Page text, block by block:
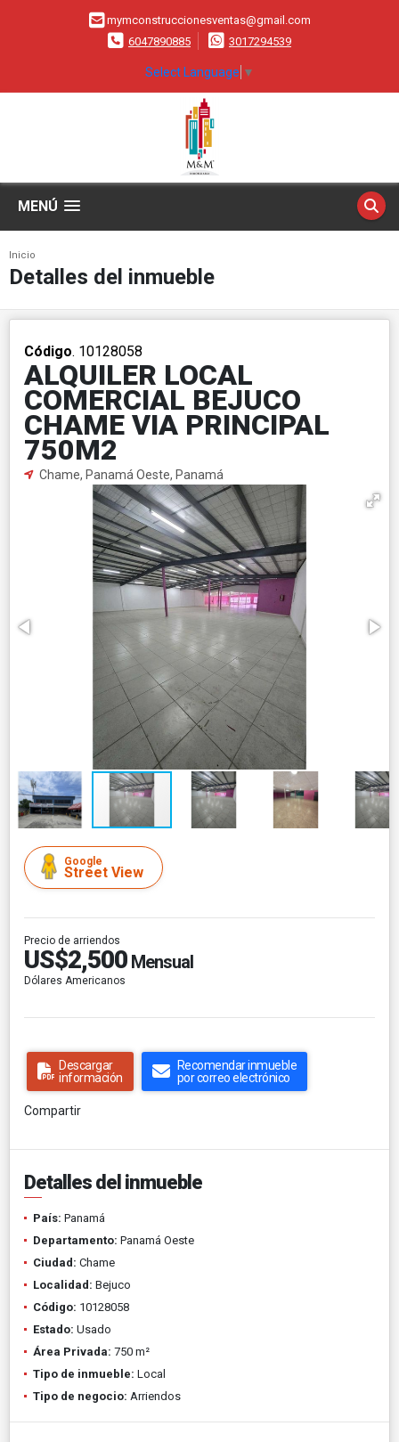
mymconstruccionesventas@gmail.com
6047890885
3017294539
Select Language ▼
MENÚ
Inicio
Detalles del inmueble
Código. 10128058
ALQUILER LOCAL
COMERCIAL BEJUCO
CHAME VIA PRINCIPAL
750M2
Chame, Panamá Oeste, Panamá
Google
Street View
Precio de arriendos
US$2,500 Mensual
Dólares Americanos
Descargar
información
Recomendar inmueble
por correo electrónico
Compartir
Detalles del inmueble
País: Panamá
Departamento: Panamá Oeste
Ciudad: Chame
Localidad: Bejuco
Código: 10128058
Estado: Usado
Área Privada: 750 m²
Tipo de inmueble: Local
Tipo de negocio: Arriendos